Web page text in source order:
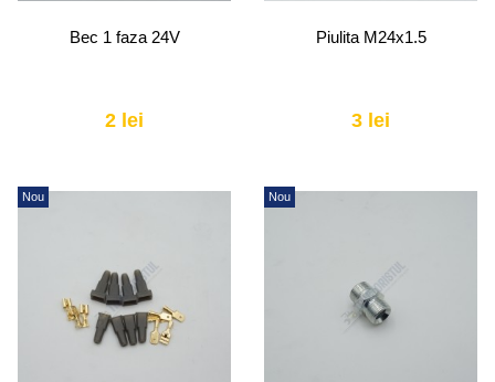
Bec 1 faza 24V
2 lei
Piulita M24x1.5
3 lei
Nou Nou